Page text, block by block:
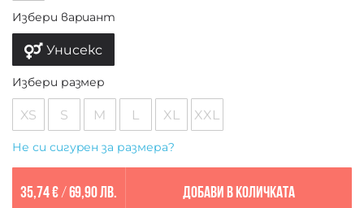
Избери вариант
Унисекс
Избери размер
XS S M L XL XXL
Не си сигурен за размера?
35,74 €/ 69,90 лв. Добави в количката